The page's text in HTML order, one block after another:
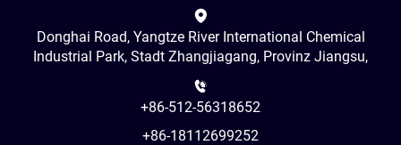
Donghai Road, Yangtze River International Chemical
Industrial Park, Stadt Zhangjiagang, Provinz Jiangsu,
+86-512-56318652
+86-18112699252